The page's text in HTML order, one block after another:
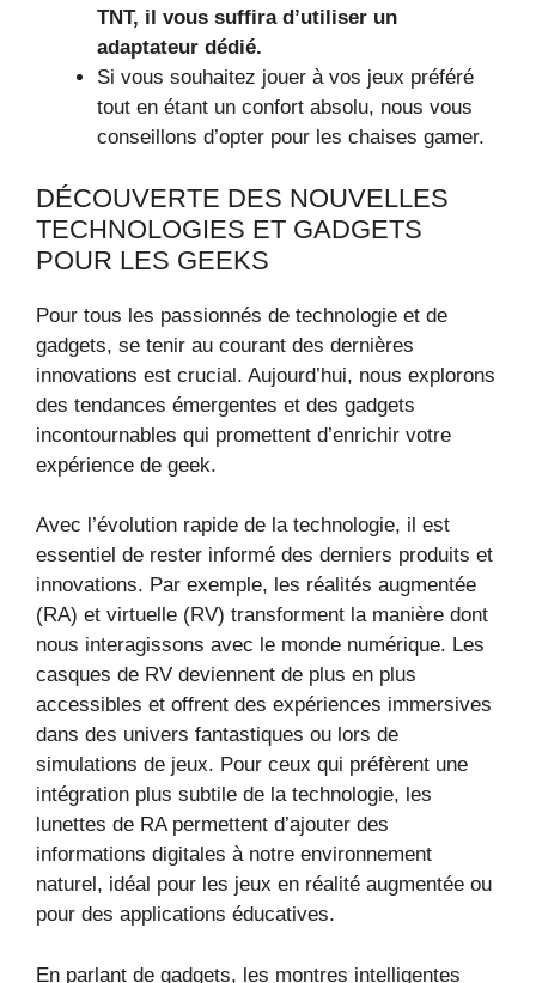
TNT, il vous suffira d’utiliser un
adaptateur dédié.
Si vous souhaitez jouer à vos jeux préféré
tout en étant un confort absolu, nous vous
conseillons d’opter pour les chaises gamer.
DÉCOUVERTE DES NOUVELLES
TECHNOLOGIES ET GADGETS
POUR LES GEEKS
Pour tous les passionnés de technologie et de
gadgets, se tenir au courant des dernières
innovations est crucial. Aujourd’hui, nous explorons
des tendances émergentes et des gadgets
incontournables qui promettent d’enrichir votre
expérience de geek.
Avec l’évolution rapide de la technologie, il est
essentiel de rester informé des derniers produits et
innovations. Par exemple, les réalités augmentée
(RA) et virtuelle (RV) transforment la manière dont
nous interagissons avec le monde numérique. Les
casques de RV deviennent de plus en plus
accessibles et offrent des expériences immersives
dans des univers fantastiques ou lors de
simulations de jeux. Pour ceux qui préfèrent une
intégration plus subtile de la technologie, les
lunettes de RA permettent d’ajouter des
informations digitales à notre environnement
naturel, idéal pour les jeux en réalité augmentée ou
pour des applications éducatives.
En parlant de gadgets, les montres intelligentes